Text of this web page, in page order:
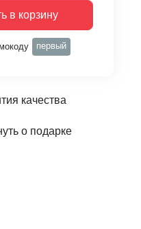
в корзину
первый
качества
о подарке